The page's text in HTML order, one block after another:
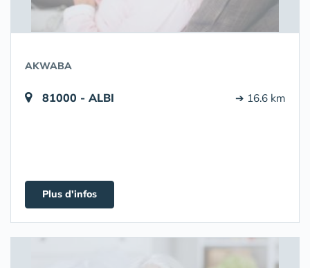
AKWABA
81000 - ALBI ➔ 16.6 km
Plus d'infos